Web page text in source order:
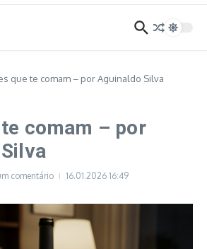
que te comam – por Aguinaldo Silva
comam – por
comentário 16.01.2026 16:49